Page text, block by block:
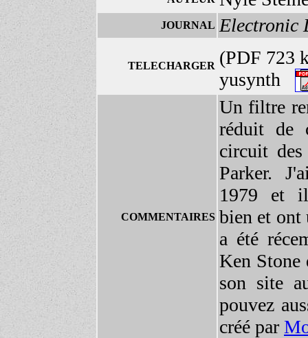
JOURNAL Electronic
TELECHARGER (PDF 723
yusynth
COMMENTAIRES
Un filtre
réduit de
circuit
Parker.
1979 et
bien et
a été
Ken
son site
pouvez
créé par